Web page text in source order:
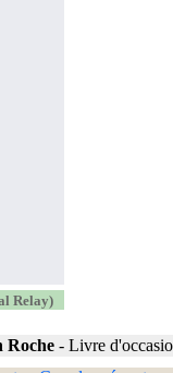
Relay)
Roche - Livre